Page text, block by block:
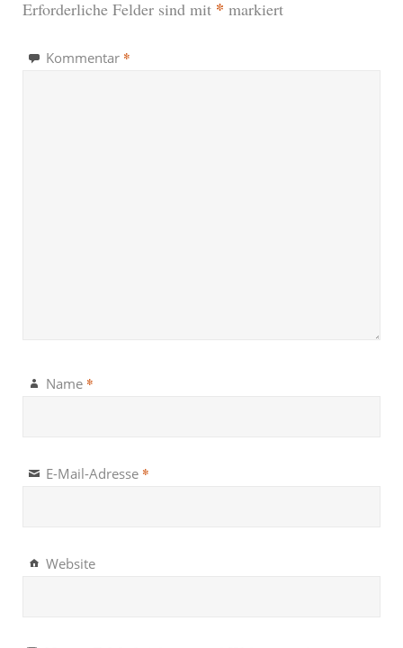
Erforderliche Felder sind mit * markiert
Kommentar *
Name *
E-Mail-Adresse *
Website